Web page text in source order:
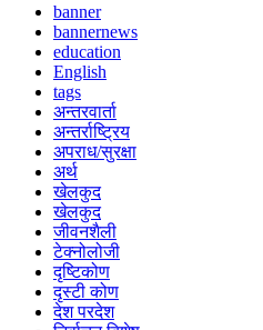
banner
bannernews
education
English
tags
अन्तरवार्ता
अन्तर्राष्ट्रिय
अपराध/सुरक्षा
अर्थ
खेलकुद
खेलकुद
जीवनशैली
टेक्नोलोजी
दृष्टिकोण
दृस्टी कोण
देश परदेश